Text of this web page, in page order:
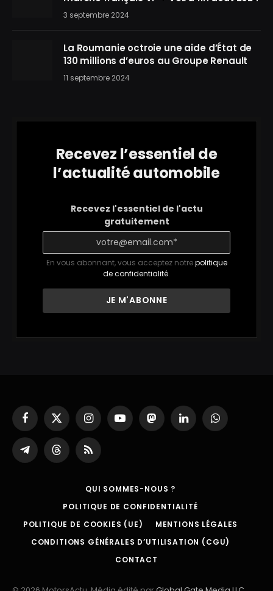
3 septembre 2024
La Roumanie octroie une aide d’État de
130 millions d’euros au Groupe Renault
11 septembre 2024
Recevez l’essentiel de
l’actualité automobile
Recevez l'essentiel de l'actu
gratuitement
En vous abonnant, vous acceptez notrepolitique
de confidentialité.
Facebook
X
(Twitter)
InstagramYouTubeMastodonLinkedInWhatsApp
Partager
sur
ThreadsRSS
QUI SOMMES-NOUS ?
POLITIQUE DE CONFIDENTIALITÉ
POLITIQUE DE COOKIES (UE)
MENTIONS LÉGALES
CONDITIONS GÉNÉRALES D’UTILISATION (CGU)
CONTACT